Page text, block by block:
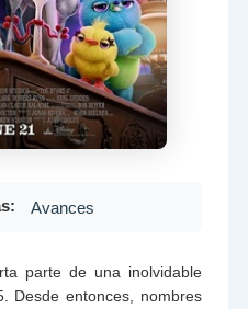
Avances
parte de una inolvidable
Desde entonces, nombres